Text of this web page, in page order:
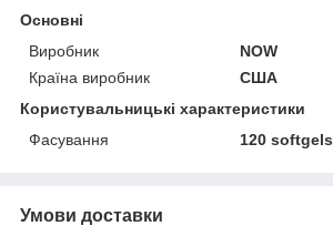
Основні
Виробник
NOW
Країна виробник
США
Користувальницькі характеристики
Фасування
120 softgels
Умови доставки